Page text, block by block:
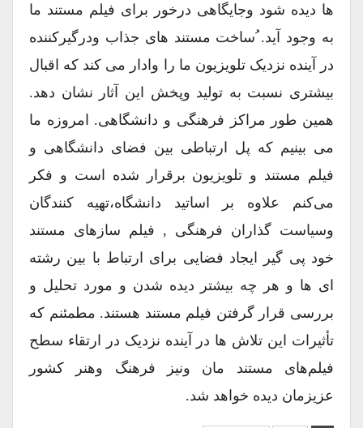
ها دیده شود وجایگاهی درخور برای فیلم مستند ما
به وجود آید. ُساخت مستند های جذاب ودرگیرکننده
در آینده نزدیک تلویزیون ما را وادار می کند که اقبال
بیشتری نسبت به تولید وپخش این آثار نشان دهد.
همین طور مراکز فرهنگی و دانشگاهی. امروزه ما
می بینیم که پل ارتباطی بین فضای دانشگاهی و
فیلم مستند و تلویزیون برقرار شده است و فکر
می‌کنم علاوه بر اساتید دانشگاه،تهیه کنندگان
وسیاست گذاران فرهنگی , فیلم سازهای مستند
خود پی گیر ایجاد فضایی برای ارتباط با بین رشته
ای ها و هر چه بیشتر دیده شدن و مورد تحلیل و
بررسی قرار گرفتن فیلم مستند هستند. مطمئنم که
تأثیرات این تلاش ها در آینده نزدیک در ارتقاء سطح
فیلم‌های مستند مان ونیز فرهنگ وهنر کشور
عزیزمان دیده خواهد شد.